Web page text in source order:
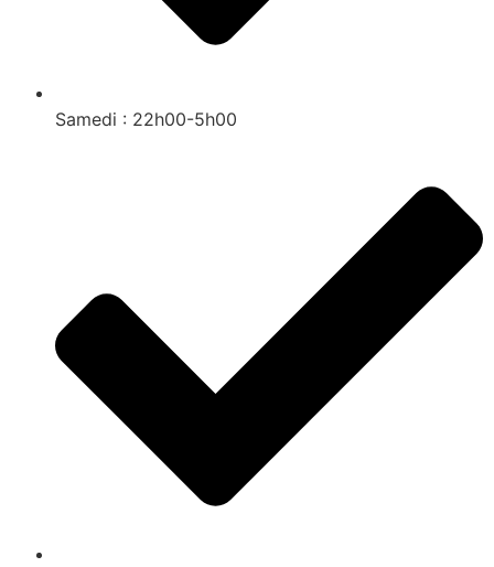
Samedi : 22h00-5h00